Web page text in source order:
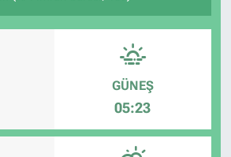
GÜNEŞ
05:23